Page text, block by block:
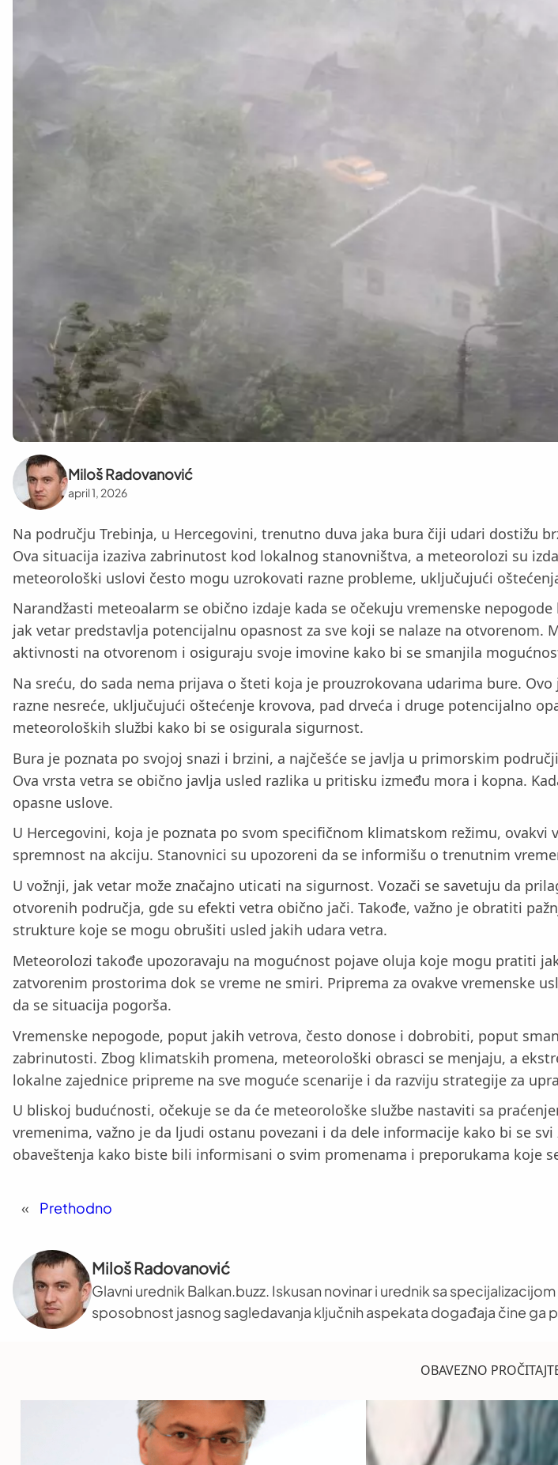
Miloš Radovanović
april 1, 2026
Na području Trebinja, u Hercegovini, trenutno duva jaka bura čiji udari dostižu
Ova situacija izaziva zabrinutost kod lokalnog stanovništva, a meteorolozi su
meteorološki uslovi često mogu uzrokovati razne probleme, uključujući
Narandžasti meteoalarm se obično izdaje kada se očekuju vremenske
jak vetar predstavlja potencijalnu opasnost za sve koji se nalaze na
aktivnosti na otvorenom i osiguraju svoje imovine kako bi se smanjila
Na sreću, do sada nema prijava o šteti koja je prouzrokovana udarima bure.
razne nesreće, uključujući oštećenje krovova, pad drveća i druge potencijalno
meteoroloških službi kako bi se osigurala sigurnost.
Bura je poznata po svojoj snazi i brzini, a najčešće se javlja u primorskim
Ova vrsta vetra se obično javlja usled razlika u pritisku između mora i kopna.
opasne uslove.
U Hercegovini, koja je poznata po svom specifičnom klimatskom režimu,
spremnost na akciju. Stanovnici su upozoreni da se informišu o trenutnim
U vožnji, jak vetar može značajno uticati na sigurnost. Vozači se savetuju da
otvorenih područja, gde su efekti vetra obično jači. Takođe, važno je obratiti
strukture koje se mogu obrušiti usled jakih udara vetra.
Meteorolozi takođe upozoravaju na mogućnost pojave oluja koje mogu pratiti
zatvorenim prostorima dok se vreme ne smiri. Priprema za ovakve vremenske
da se situacija pogorša.
Vremenske nepogode, poput jakih vetrova, često donose i dobrobiti, poput
zabrinutosti. Zbog klimatskih promena, meteorološki obrasci se menjaju, a
lokalne zajednice pripreme na sve moguće scenarije i da razviju strategije za
U bliskoj budućnosti, očekuje se da će meteorološke službe nastaviti sa
vremenima, važno je da ljudi ostanu povezani i da dele informacije kako bi se
obaveštenja kako biste bili informisani o svim promenama i preporukama koje
« Prethodno
Miloš Radovanović
Glavni urednik Balkan.buzz. Iskusan novinar i urednik sa
sposobnost jasnog sagledavanja ključnih aspekata događaja čine ga
OBAVEZNO